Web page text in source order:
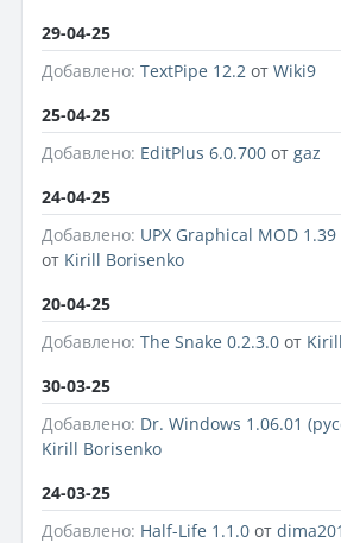
29-04-25
Добавлено: TextPipe 12.2 от Wiki9
25-04-25
Добавлено: EditPlus 6.0.700 от gaz
24-04-25
Добавлено: UPX Graphical MOD
от Kirill Borisenko
20-04-25
Добавлено: The Snake 0.2.3.0 от
30-03-25
Добавлено: Dr. Windows 1.06.01
Kirill Borisenko
24-03-25
Добавлено: Half-Life 1.1.0 от